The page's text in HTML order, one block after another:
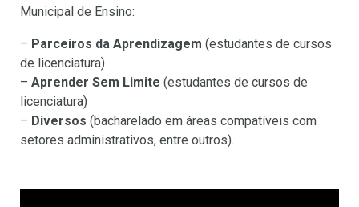
Municipal de Ensino:
– Parceiros da Aprendizagem (estudantes de cursos
de licenciatura)
– Aprender Sem Limite (estudantes de cursos de
licenciatura)
– Diversos (bacharelado em áreas compatíveis com
setores administrativos, entre outros).